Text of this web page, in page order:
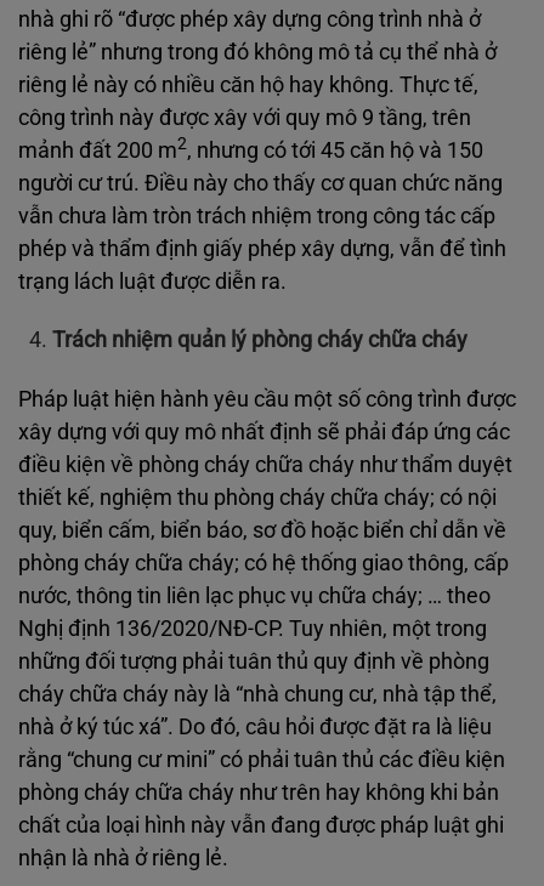
nhà ghi rõ “được phép xây dựng công trình nhà ở
riêng lẻ” nhưng trong đó không mô tả cụ thể nhà ở
riêng lẻ này có nhiều căn hộ hay không. Thực tế,
công trình này được xây với quy mô 9 tầng, trên
mảnh đất 200 m2, nhưng có tới 45 căn hộ và 150
người cư trú. Điều này cho thấy cơ quan chức năng
vẫn chưa làm tròn trách nhiệm trong công tác cấp
phép và thẩm định giấy phép xây dựng, vẫn để tình
trạng lách luật được diễn ra.
Trách nhiệm quản lý phòng cháy chữa cháy
Pháp luật hiện hành yêu cầu một số công trình được
xây dựng với quy mô nhất định sẽ phải đáp ứng các
điều kiện về phòng cháy chữa cháy như thẩm duyệt
thiết kế, nghiệm thu phòng cháy chữa cháy; có nội
quy, biển cấm, biển báo, sơ đồ hoặc biển chỉ dẫn về
phòng cháy chữa cháy; có hệ thống giao thông, cấp
nước, thông tin liên lạc phục vụ chữa cháy; … theo
Nghị định 136/2020/NĐ-CP. Tuy nhiên, một trong
những đối tượng phải tuân thủ quy định về phòng
cháy chữa cháy này là “nhà chung cư, nhà tập thể,
nhà ở ký túc xá”. Do đó, câu hỏi được đặt ra là liệu
rằng “chung cư mini” có phải tuân thủ các điều kiện
phòng cháy chữa cháy như trên hay không khi bản
chất của loại hình này vẫn đang được pháp luật ghi
nhận là nhà ở riêng lẻ.